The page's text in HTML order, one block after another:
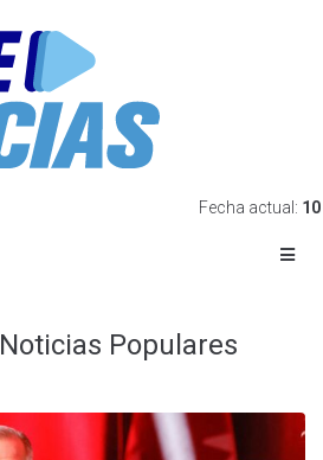
Fecha actual:
Noticias Populares